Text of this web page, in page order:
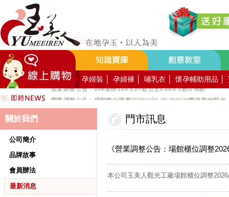
孕婦裝 孕婦褲 哺乳衣 懷孕輔助用品
好YUN香隨束口袋DIY2026-8月活動報名
營業調整公告：員工教育訓練115.8.1週六全館不對外開放
營業調整公告：115.7.18週六至115.7.19週日休館
營業調整公告：端午連假115.6.19週五至115.6.21週日休館
營業調整公告：五一勞動節連假115.5.1週五至115.5.4週一休館
營業調整公告：兒童節/清明連假115.4.3週五至115.4.6週一休館
營業調整公告：場館櫃位調整2026/1/31-2026/2/28暫停對外開放
公司總機服務專線02-89669762
玉美人，竭誠歡迎您的加入~新加入會員送購物金100元~
玉美人.板橋門市.觀光工廠歡迎大家使用國民旅遊卡消費!
關於我們
公司簡介
品牌故事
會員辦法
最新消息
門市訊息
《營業調整公告：場館櫃位調整
本公司玉美人觀光工廠場館櫃位調整